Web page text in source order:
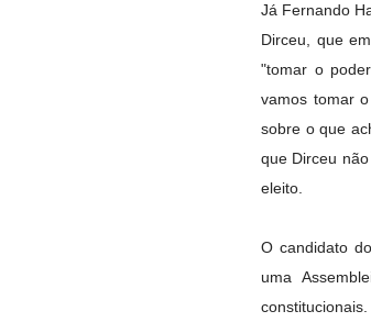
Já Fernando
Dirceu, que
"tomar o
vamos tomar
sobre o que
que Dirceu
eleito.
O candidato
uma